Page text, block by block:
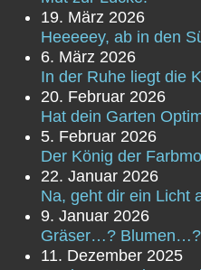
19. März 2026
Heeeeey, ab in den
6. März 2026
In der Ruhe liegt die
20. Februar 2026
Hat dein Garten
5. Februar 2026
Der König der
22. Januar 2026
Na, geht dir ein Licht
9. Januar 2026
Gräser…?
11. Dezember 2025